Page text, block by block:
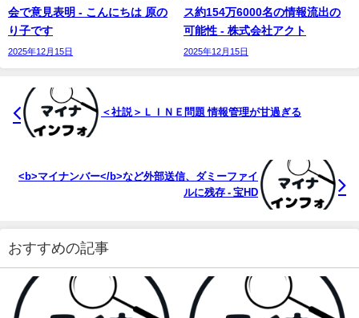
会で意見表明 - こんにちは 原の
り子です
2025年12月15日
ス約154万6000名の情報流出の
可能性 - 株式会社アクト
2025年12月15日
＜社説＞ＬＩＮＥ問題 情報管理が甘過ぎる
<b>マイナンバー</b>など外部送信、ダミーファイ
ルに残存 - 宝HD
おすすめの記事